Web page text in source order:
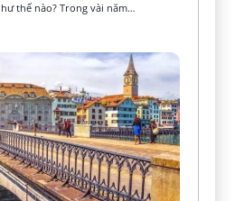
thế nào? Trong vài năm…